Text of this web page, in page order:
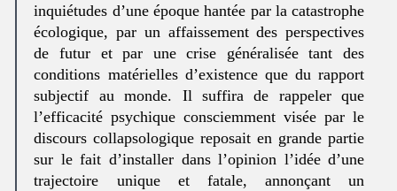
inquiétudes d’une époque hantée par la catastrophe
écologique, par un affaissement des perspectives
de futur et par une crise généralisée tant des
conditions matérielles d’existence que du rapport
subjectif au monde. Il suffira de rappeler que
l’efficacité psychique consciemment visée par le
discours collapsologique reposait en grande partie
sur le fait d’installer dans l’opinion l’idée d’une
trajectoire unique et fatale, annonçant un